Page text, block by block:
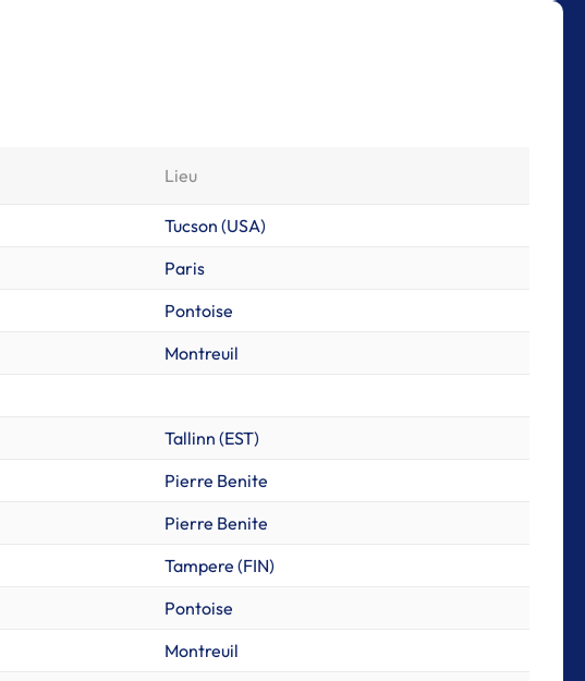
Lieu
Tucson (USA)
Paris
Pontoise
Montreuil
Tallinn (EST)
Pierre Benite
Pierre Benite
Tampere (FIN)
Pontoise
Montreuil